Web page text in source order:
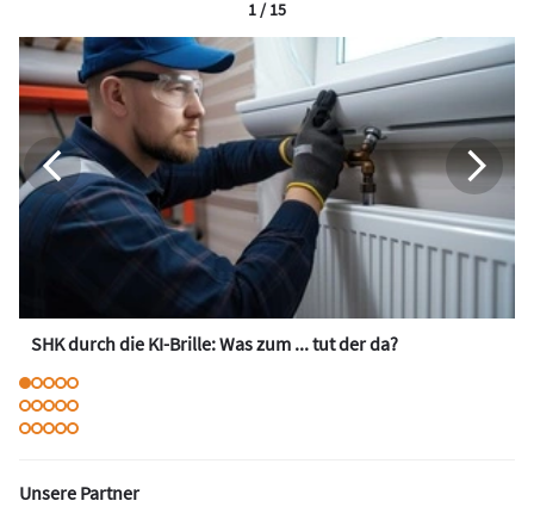
SHK durch die KI-Brille: Was zum ... tut der da?
1 / 15
Unsere Partner